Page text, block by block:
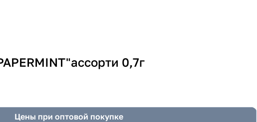
0,7г
Цены при оптовой покупке